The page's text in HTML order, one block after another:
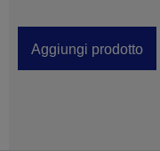
Aggiungi prodotto